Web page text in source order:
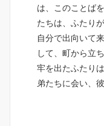
は、このことば
たちは、ふたり
自分で出向いて
して、町から立
牢を出たふたり
弟たちに会い、